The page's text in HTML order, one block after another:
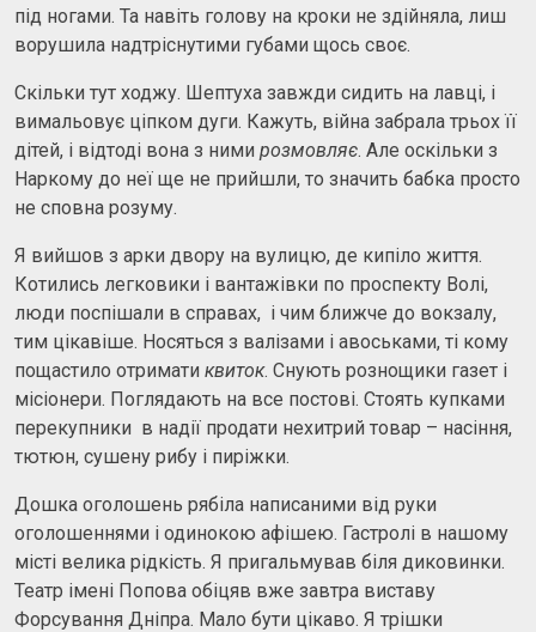
під ногами. Та навіть голову на кроки не здійняла, лиш
ворушила надтріснутими губами щось своє.
Скільки тут ходжу. Шептуха завжди сидить на лавці, і
вимальовує ціпком дуги. Кажуть, війна забрала трьох її
дітей, і відтоді вона з ними розмовляє. Але оскільки з
Наркому до неї ще не прийшли, то значить бабка просто
не сповна розуму.
Я вийшов з арки двору на вулицю, де кипіло життя.
Котились легковики і вантажівки по проспекту Волі,
люди поспішали в справах, і чим ближче до вокзалу,
тим цікавіше. Носяться з валізами і авоськами, ті кому
пощастило отримати квиток. Снують рознощики газет і
місіонери. Поглядають на все постові. Стоять купками
перекупники в надії продати нехитрий товар – насіння,
тютюн, сушену рибу і пиріжки.
Дошка оголошень рябіла написаними від руки
оголошеннями і одинокою афішею. Гастролі в нашому
місті велика рідкість. Я пригальмував біля диковинки.
Театр імені Попова обіцяв вже завтра виставу
Форсування Дніпра. Мало бути цікаво. Я трішки